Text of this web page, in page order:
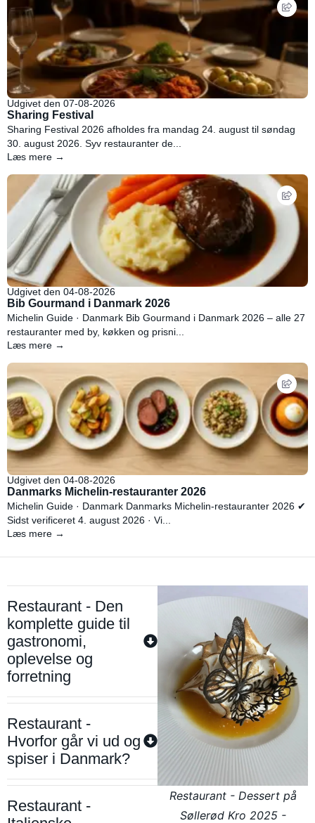
Udgivet den 07-08-2026
Sharing Festival
Sharing Festival 2026 afholdes fra mandag 24. august til søndag
30. august 2026. Syv restauranter de...
Læs mere →
Udgivet den 04-08-2026
Bib Gourmand i Danmark 2026
Michelin Guide · Danmark Bib Gourmand i Danmark 2026 – alle 27
restauranter med by, køkken og prisni...
Læs mere →
Udgivet den 04-08-2026
Danmarks Michelin-restauranter 2026
Michelin Guide · Danmark Danmarks Michelin-restauranter 2026 ✔
Sidst verificeret 4. august 2026 · Vi...
Læs mere →
Restaurant - Den
komplette guide til
gastronomi,
oplevelse og
forretning
Restaurant -
Hvorfor går vi ud og
spiser i Danmark?
Restaurant -
Restaurant - Dessert på
Søllerød Kro 2025 -